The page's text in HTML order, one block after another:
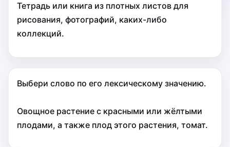
Тетрадь или книга из плотных листов для
рисования, фотографий, каких-либо
коллекций.
Выбери слово по его лексическому значению.
Овощное растение с красными или жёлтыми
плодами, а также плод этого растения, томат.